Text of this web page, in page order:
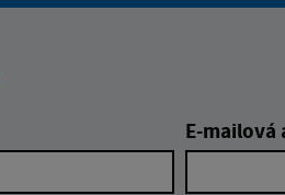
E-mailová